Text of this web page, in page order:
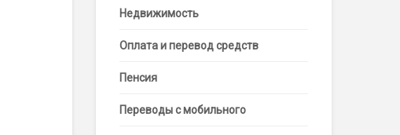
Недвижимость
Оплата и перевод средств
Пенсия
Переводы с мобильного